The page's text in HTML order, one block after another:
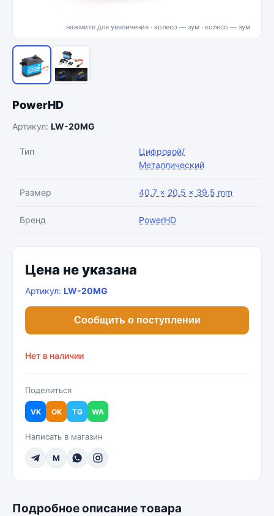
нажмите для увеличения · колесо — зум
PowerHD
Артикул: LW-20MG
Тип
Цифровой/
Металлический
Размер 40.7 × 20.5 × 39.5 mm
Бренд PowerHD
Цена не указана
Артикул: LW-20MG
Сообщить о поступлении
Нет в наличии
Поделиться
VK OK TG WA
Написать в магазин
M
Подробное описание товара